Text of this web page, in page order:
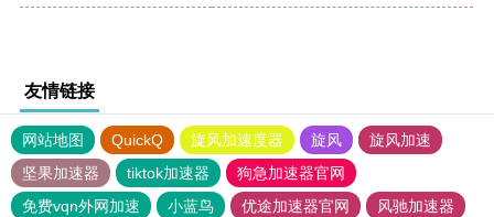
友情链接
网站地图 QuickQ 旋风加速度器 旋风
旋风加速
坚果加速器
tiktok加速器
狗急加速器官网
免费vqn外网加速
小蓝鸟 优途加速器官网
风驰加速器